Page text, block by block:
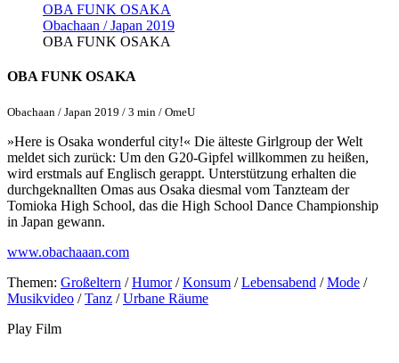
OBA FUNK OSAKA
Obachaan / Japan 2019
OBA FUNK OSAKA
OBA FUNK OSAKA
Obachaan / Japan 2019 / 3 min / OmeU
»Here is Osaka wonderful city!« Die älteste Girlgroup der Welt
meldet sich zurück: Um den G20-Gipfel willkommen zu heißen,
wird erstmals auf Englisch gerappt. Unterstützung erhalten die
durchgeknallten Omas aus Osaka diesmal vom Tanzteam der
Tomioka High School, das die High School Dance Championship
in Japan gewann.
www.obachaaan.com
Themen: Großeltern /Humor/Konsum /Lebensabend /Mode /
Musikvideo /Tanz /Urbane Räume
Play Film